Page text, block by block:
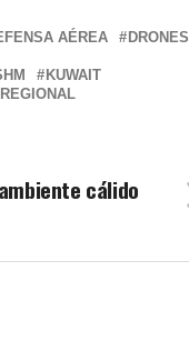
AÉREA
DRONES
KUWAIT
cálido